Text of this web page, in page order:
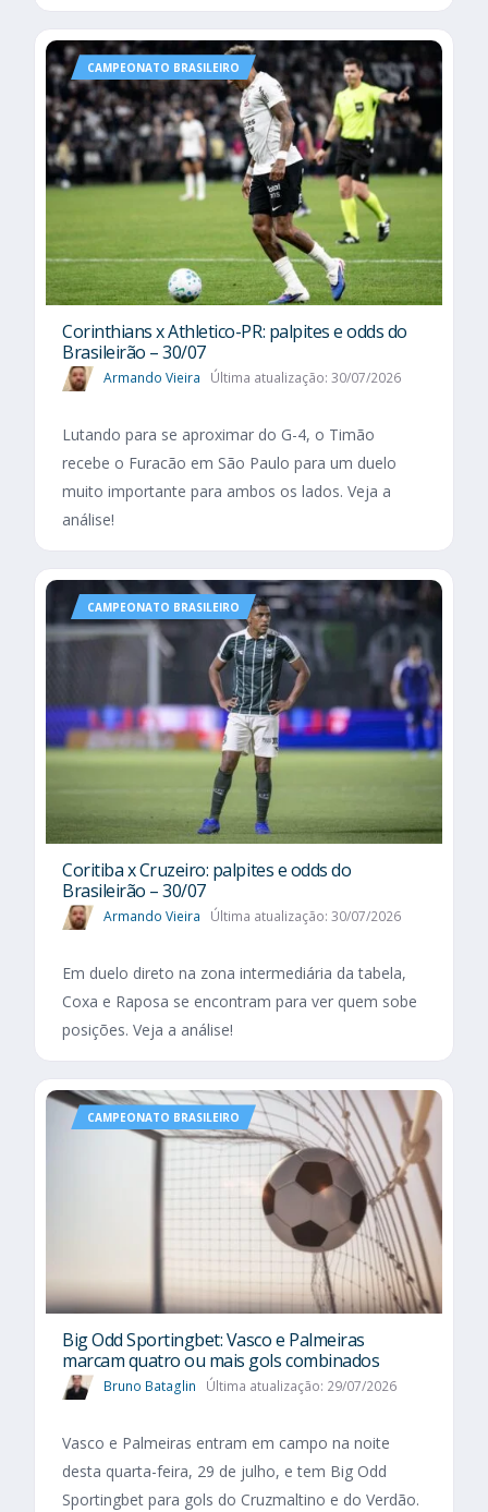
CAMPEONATO BRASILEIRO
Corinthians x Athletico-PR: palpites e odds do
Brasileirão – 30/07
Armando Vieira Última atualização: 30/07/2026
Lutando para se aproximar do G-4, o Timão
recebe o Furacão em São Paulo para um duelo
muito importante para ambos os lados. Veja a
análise!
CAMPEONATO BRASILEIRO
Coritiba x Cruzeiro: palpites e odds do
Brasileirão – 30/07
Armando Vieira Última atualização: 30/07/2026
Em duelo direto na zona intermediária da tabela,
Coxa e Raposa se encontram para ver quem sobe
posições. Veja a análise!
CAMPEONATO BRASILEIRO
Big Odd Sportingbet: Vasco e Palmeiras
marcam quatro ou mais gols combinados
Bruno Bataglin Última atualização: 29/07/2026
Vasco e Palmeiras entram em campo na noite
desta quarta-feira, 29 de julho, e tem Big Odd
Sportingbet para gols do Cruzmaltino e do Verdão.